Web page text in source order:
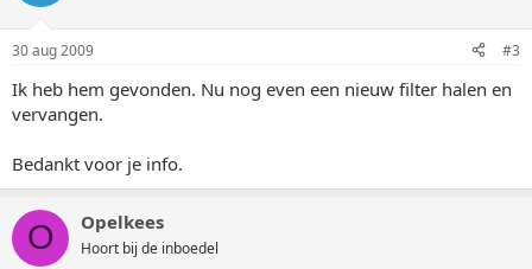
30 aug 2009 #3
Ik heb hem gevonden. Nu nog even een nieuw filter halen en
vervangen.
Bedankt voor je info.
O Opelkees
Hoort bij de inboedel